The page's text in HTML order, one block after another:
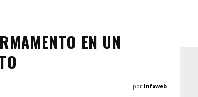
EN UN
por infoweb